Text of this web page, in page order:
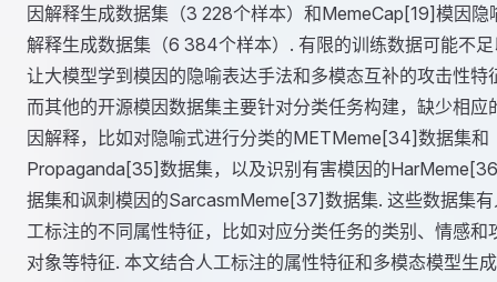
因解释生成数据集（3 228个样本）和MemeCap[19]模因隐
解释生成数据集（6 384个样本）. 有限的训练数据可能不
让大模型学到模因的隐喻表达手法和多模态互补的攻击性特
而其他的开源模因数据集主要针对分类任务构建，缺少相应
因解释，比如对隐喻式进行分类的METMeme[34]数据集和
Propaganda[35]数据集，以及识别有害模因的
据集和讽刺模因的SarcasmMeme[37]数据集. 这些数据集
工标注的不同属性特征，比如对应分类任务的类别、情感和
对象等特征. 本文结合人工标注的属性特征和多模态模型生